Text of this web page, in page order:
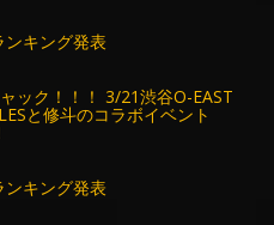
キング発表
ック！！！ 3/21渋谷O-EAST
と修斗のコラボイベント
キング発表